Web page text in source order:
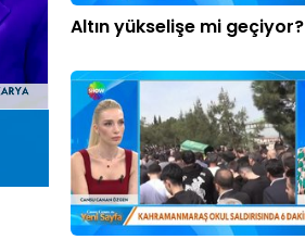
Altın yükselişe mi geçiyor?